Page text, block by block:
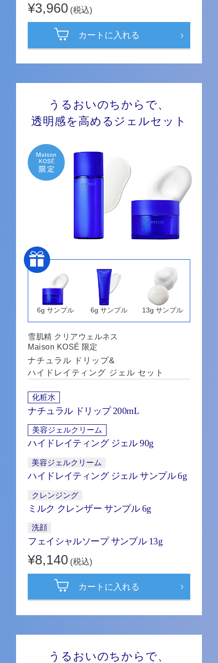
¥3,960 (税込)
カートに入れる
うるおいのちからで、
透明感を高めるジェルセット
6g サンプル 6g サンプル 13g サンプル
雪肌精 クリアウェルネス
Maison KOSÉ 限定
ナチュラル ドリップ&
ハイドレイティング ジェル セット
化粧水
ナチュラル ドリップ 200mL
美容ジェルクリーム
ハイドレイティング ジェル 90g
美容ジェルクリーム
ハイドレイティング ジェル サンプル 6g
クレンジング
ミルク クレンザー サンプル 6g
洗顔
フェイシャルソープ サンプル 13g
¥8,140 (税込)
カートに入れる
うるおいのちからで、